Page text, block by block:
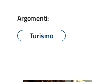
Argomenti:
Turismo